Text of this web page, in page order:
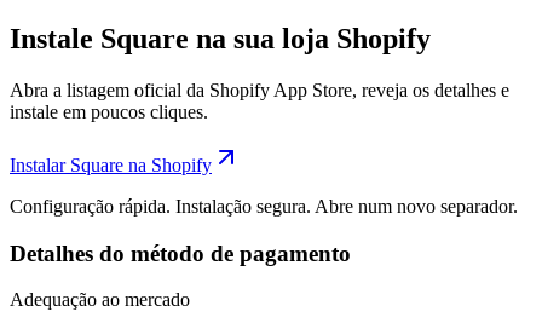
Instale Square na sua loja Shopify
Abra a listagem oficial da Shopify App Store, reveja os detalhes e
instale em poucos cliques.
Instalar Square na Shopify
Configuração rápida. Instalação segura. Abre num novo separador.
Detalhes do método de pagamento
Adequação ao mercado